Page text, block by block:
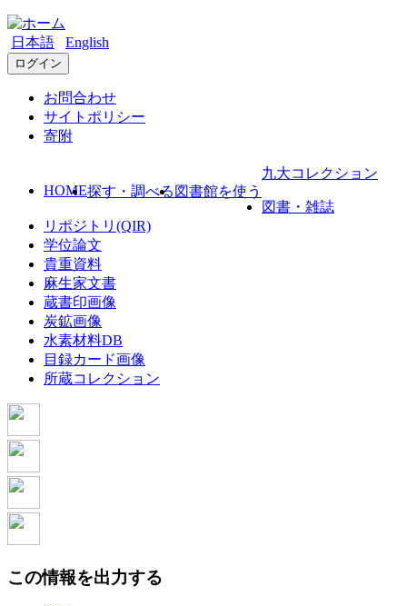
日本語 English
ログイン
お問合わせ
サイトポリシー
寄附
HOME探す・調べる 図書館を使う
九大コレクション
図書・雑誌
リポジトリ(QIR)
学位論文
貴重資料
麻生家文書
蔵書印画像
炭鉱画像
水素材料DB
目録カード画像
所蔵コレクション
この情報を出力する